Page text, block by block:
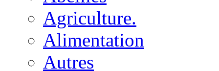
Agriculture.
Alimentation
Autres